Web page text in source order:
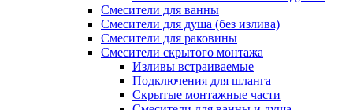
Смесители для ванны
Смесители для душа (без излива)
Смесители для раковины
Смесители скрытого монтажа
Изливы встраиваемые
Подключения для шланга
Скрытые монтажные части